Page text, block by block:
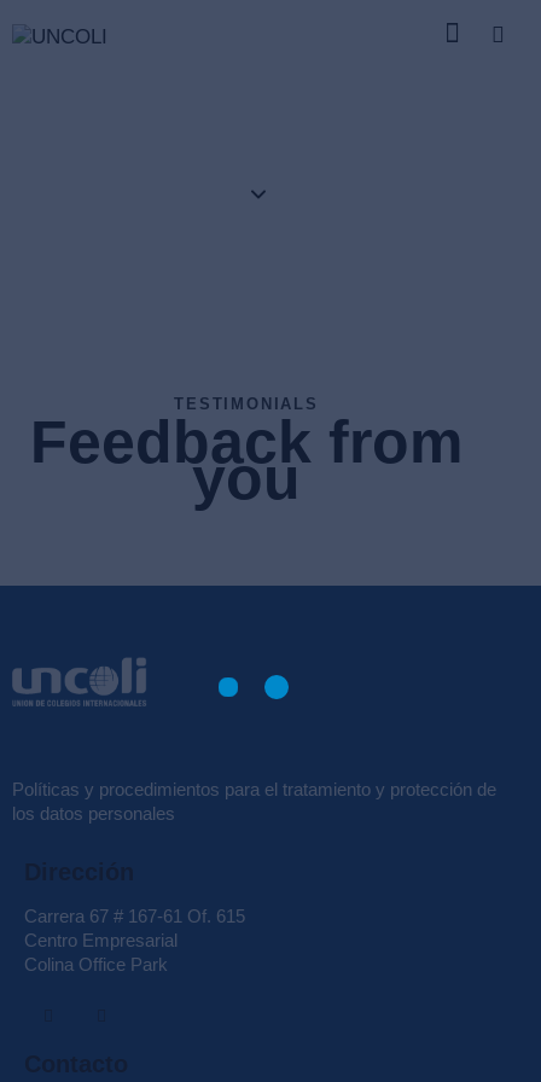
TESTIMONIALS
Feedback from
you
Políticas y procedimientos para el tratamiento y protección de
los datos personales
Carrera 67 # 167-61 Of. 615
Centro Empresarial
Colina Office Park